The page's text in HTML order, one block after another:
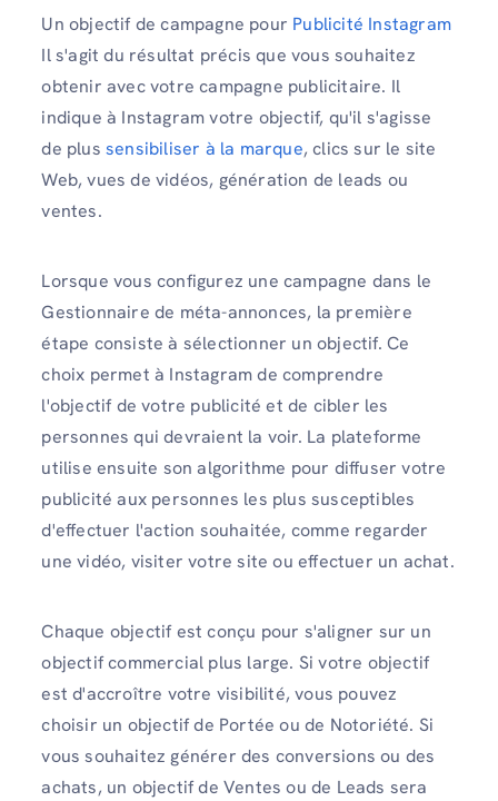
Un objectif de campagne pour Publicité Instagram
Il s'agit du résultat précis que vous souhaitez
obtenir avec votre campagne publicitaire. Il
indique à Instagram votre objectif, qu'il s'agisse
de plus sensibiliser à la marque, clics sur le site
Web, vues de vidéos, génération de leads ou
ventes.
Lorsque vous configurez une campagne dans le
Gestionnaire de méta-annonces, la première
étape consiste à sélectionner un objectif. Ce
choix permet à Instagram de comprendre
l'objectif de votre publicité et de cibler les
personnes qui devraient la voir. La plateforme
utilise ensuite son algorithme pour diffuser votre
publicité aux personnes les plus susceptibles
d'effectuer l'action souhaitée, comme regarder
une vidéo, visiter votre site ou effectuer un achat.
Chaque objectif est conçu pour s'aligner sur un
objectif commercial plus large. Si votre objectif
est d'accroître votre visibilité, vous pouvez
choisir un objectif de Portée ou de Notoriété. Si
vous souhaitez générer des conversions ou des
achats, un objectif de Ventes ou de Leads sera